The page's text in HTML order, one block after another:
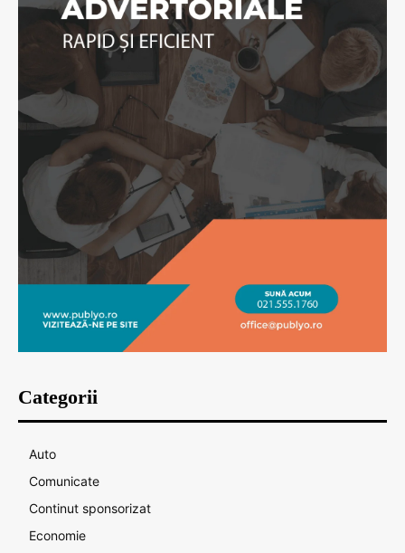
Categorii
Auto
Comunicate
Continut sponsorizat
Economie